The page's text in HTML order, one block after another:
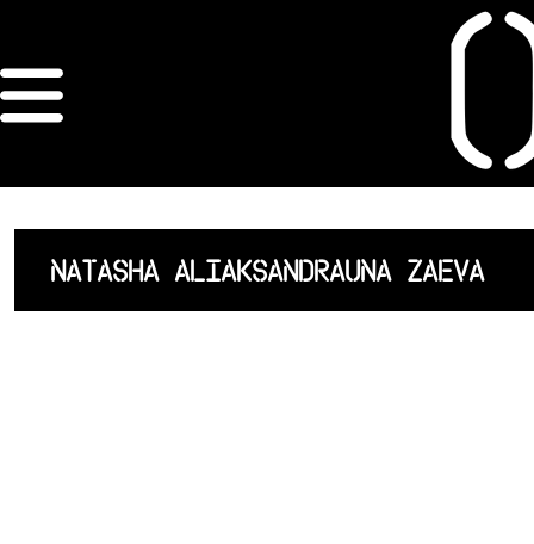
ORDRE DES
ARCHITECTES
ACCUEIL
LISTE DES
NATASHA ALIAKSANDRAUNA ZAEVA